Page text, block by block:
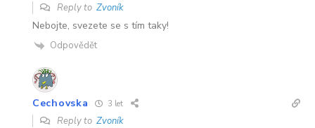
Reply to Zvoník
Nebojte, svezete se s tím taky!
Odpovědět
Cechovska 3 let
Reply to Zvoník